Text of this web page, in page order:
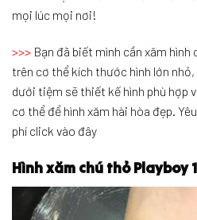
mọi lúc mọi nơi!
>>> Bạn đã biết mình cần xăm
trên cơ thể kích thước hình lớn
dưới tiệm sẽ thiết kế hình phù hợp
cơ thể để hình xăm hài hòa đẹp.
phí click vào đây
Hình xăm chú thỏ Playboy